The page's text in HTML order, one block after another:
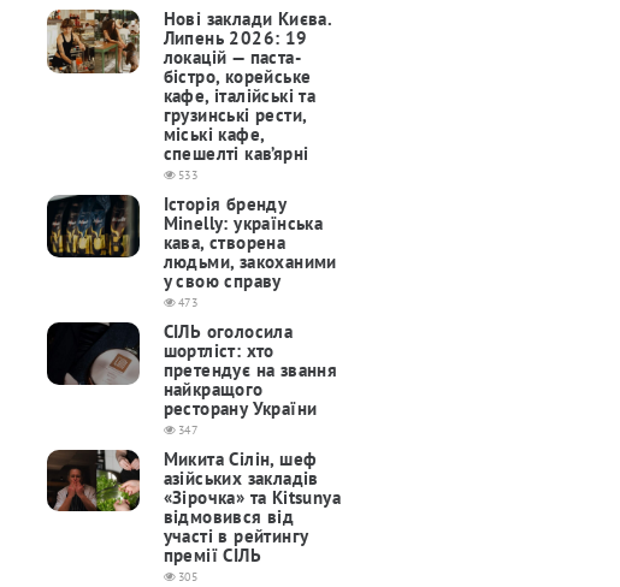
Нові заклади Києва.
Липень 2026: 19
локацій — паста-
бістро, корейське
кафе, італійські та
грузинські рести,
міські кафе,
спешелті кав’ярні
533
Історія бренду
Minelly: українська
кава, створена
людьми, закоханими
у свою справу
473
СІЛЬ оголосила
шортліст: хто
претендує на звання
найкращого
ресторану України
347
Микита Сілін, шеф
азійських закладів
«Зірочка» та Kitsunya
відмовився від
участі в рейтингу
премії СІЛЬ
305